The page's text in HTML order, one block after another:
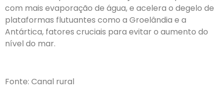
com mais evaporação de água, e acelera o degelo de
plataformas flutuantes como a Groelândia e a
Antártica, fatores cruciais para evitar o aumento do
nível do mar.
Fonte: Canal rural